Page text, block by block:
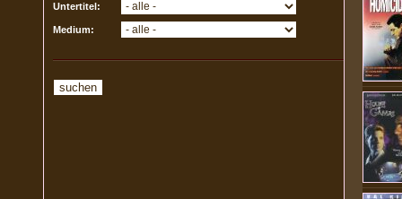
Untertitel:
Medium: